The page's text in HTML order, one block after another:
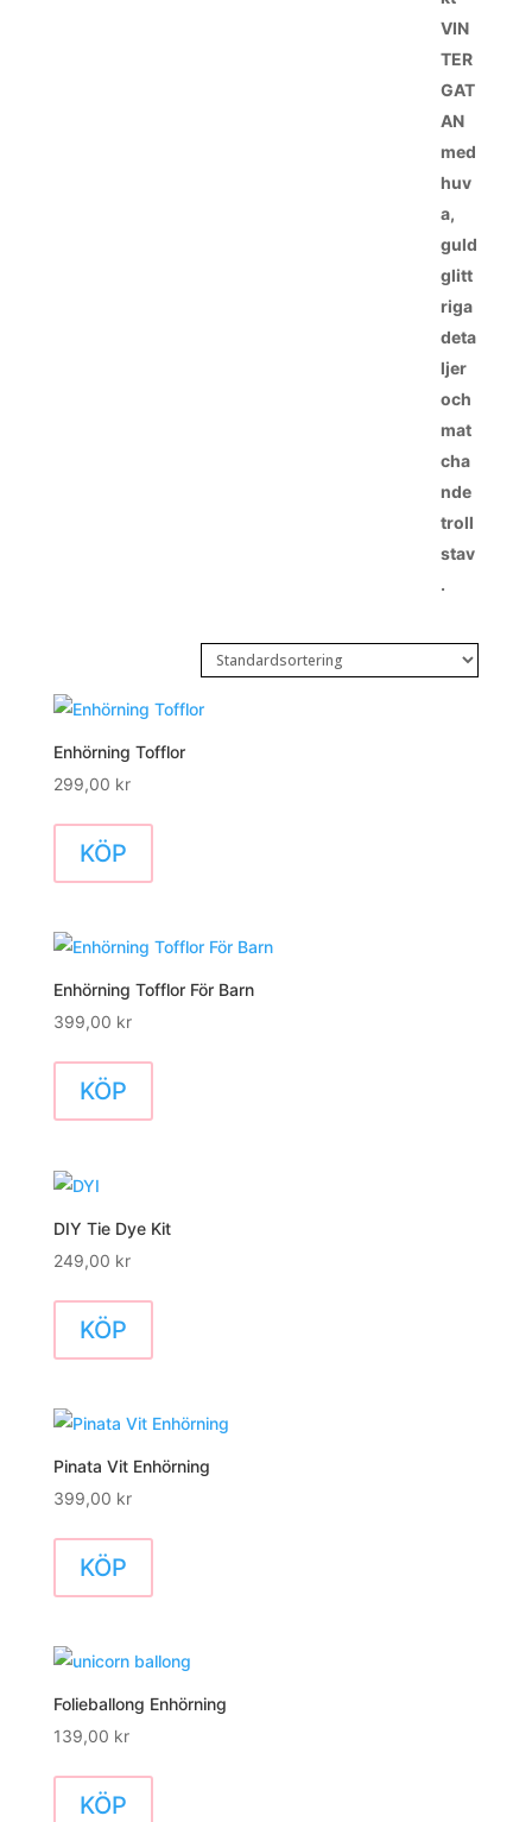
Enhörning Tofflor
299,00 kr
KÖP
Enhörning Tofflor För Barn
399,00 kr
KÖP
De
alternativen
väljas
produktsidan
DIY Tie Dye Kit
249,00 kr
KÖP
Pinata Vit Enhörning
399,00 kr
KÖP
Folieballong Enhörning
139,00 kr
KÖP